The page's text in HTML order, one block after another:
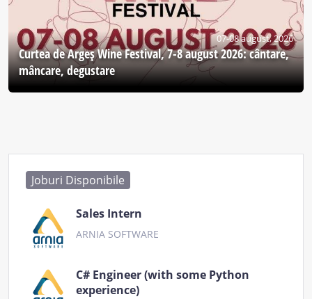
07-08 august, 2026
Curtea de Argeş Wine Festival, 7-8 august 2026: cântare,
mâncare, degustare
Joburi Disponibile
Sales Intern
ARNIA SOFTWARE
C# Engineer (with some Python
experience)